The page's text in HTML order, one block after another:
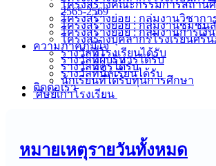
โครงสร้างคณะกรรมการสถาน
2565-2569
โครงสร้างย่อย : กลุ่มงานวิชากา
โครงสร้างย่อย : กลุ่มงานชุมชน
โครงสร้างย่อย : กลุ่มงานการเงิ
โครงสร้างบุคลากรโรงเรียนศรีน
ความภาคภูมิใจ
รางวัลที่โรงเรียนได้รับ
รางวัลที่ผู้บริหารได้รับ
รางวัลที่ครูได้รับ
รางวัลที่นักเรียนได้รับ
นักเรียนที่ได้รับทุนการศึกษา
ติดต่อเรา
ศิษย์เก่าโรงเรียน
หมายเหตุรายวันทั้งหมด